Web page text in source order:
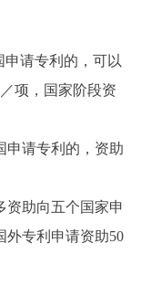
请专利的，可以
项，国家阶段资
请专利的，资助
助向五个国家申
外专利申请资助50